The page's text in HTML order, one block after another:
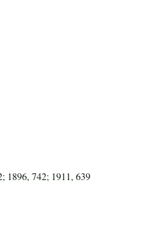
742; 1911, 639